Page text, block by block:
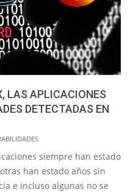
LAS APLICACIONES
DETECTADAS EN
siempre han estado
han estado años sin
e incluso algunas no se